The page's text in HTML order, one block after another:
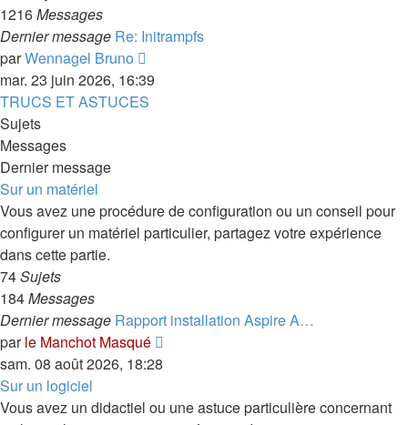
1216Messages
Dernier message Re: Initrampfs
parWennagel Bruno
le
dernier
mar. 23 juin 2026, 16:39
TRUCS ET ASTUCES
Sujets
Messages
Dernier message
Sur un matériel
Vous avez une procédure de configuration ou un conseil pour
configurer un matériel particulier, partagez votre expérience
dans cette partie.
74Sujets
184Messages
Dernier message Rapport installation Aspire A…
parle Manchot Masqué
message
sam. 08 août 2026, 18:28
Sur un logiciel
Vous avez un didactiel ou une astuce particulière concernant